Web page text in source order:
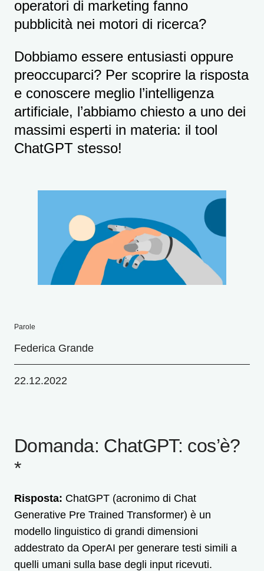
operatori di marketing fanno
pubblicità nei motori di ricerca?
Dobbiamo essere entusiasti oppure
preoccuparci? Per scoprire la risposta
e conoscere meglio l’intelligenza
artificiale, l’abbiamo chiesto a uno dei
massimi esperti in materia: il tool
ChatGPT stesso!
Parole
Federica Grande
22.12.2022
Domanda: ChatGPT: cos’è?
*
Risposta: ChatGPT (acronimo di Chat
Generative Pre Trained Transformer) è un
modello linguistico di grandi dimensioni
addestrato da OperAI per generare testi simili a
quelli umani sulla base degli input ricevuti.